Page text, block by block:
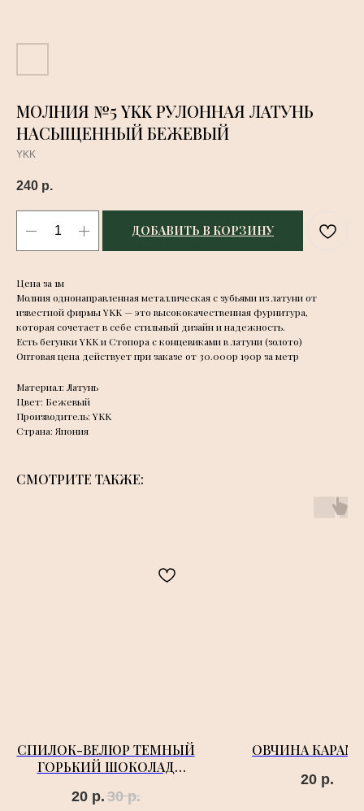
МОЛНИЯ №5 YKK РУЛОННАЯ ЛАТУНЬ
НАСЫЩЕННЫЙ БЕЖЕВЫЙ
YKK
240 р.
ДОБАВИТЬ В КОРЗИНУ
Цена за 1м
Молния однонаправленная металлическая с зубьями из латуни от
известной фирмы YKK — это высококачественная фурнитура,
которая сочетает в себе стильный дизайн и надежность.
Есть бегунки YKK и Стопора с концевиками в латуни (золото)
Оптовая цена действует при заказе от 30.000р 190р за метр
Материал: Латунь
Цвет: Бежевый
Производитель: YKK
Страна: Япония
СМОТРИТЕ ТАКЖЕ:
СПИЛОК-ВЕЛЮР ТЕМНЫЙ
ГОРЬКИЙ ШОКОЛАД
20 р.30 р.
ОВЧИНА
20 р.